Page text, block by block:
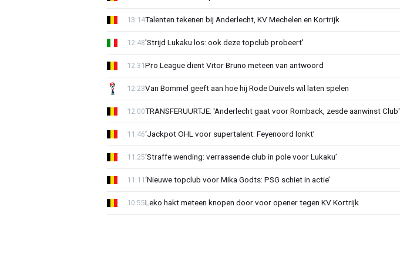
Talenten tekenen bij Anderlecht, KV Mechelen en Kortrijk
13:14
'Strijd Lukaku los: ook deze topclub probeert'
12:48
Pro League dient Vitor Bruno meteen van antwoord
12:31
Van Bommel geeft aan hoe hij Rode Duivels wil laten spelen
12:23
TRANSFERUURTJE: 'Anderlecht gaat voor Romback, zesde aanwinst Club'
12:00
‘Jackpot OHL voor supertalent: Feyenoord lonkt’
11:46
‘Straffe wending: verrassende club in pole voor Lukaku’
11:25
‘Nieuwe topclub voor Mika Godts: PSG schiet in actie’
11:11
Leko hakt meteen knopen door voor opener tegen KV Kortrijk
10:55